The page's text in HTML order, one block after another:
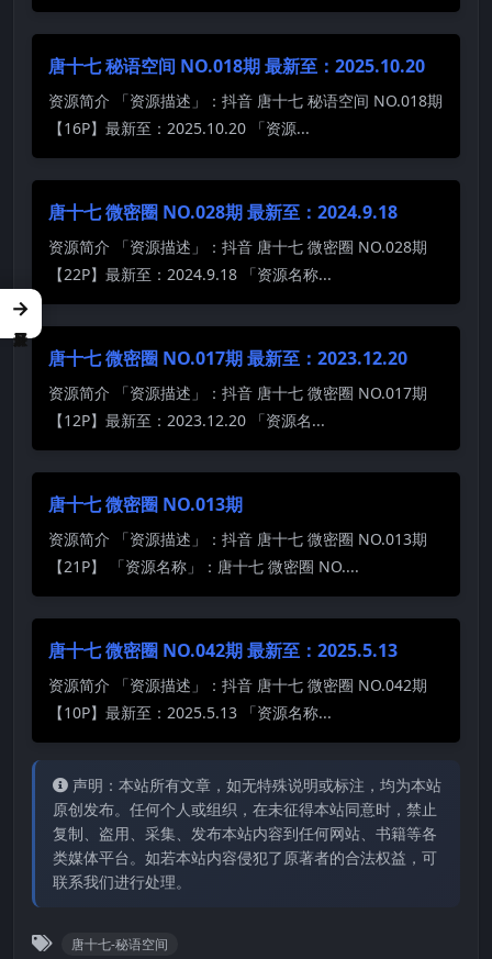
唐十七 秘语空间 NO.018期 最新至：2025.10.20
资源简介 「资源描述」：抖音 唐十七 秘语空间 NO.018期
【16P】最新至：2025.10.20 「资源...
唐十七 微密圈 NO.028期 最新至：2024.9.18
资源简介 「资源描述」：抖音 唐十七 微密圈 NO.028期
【22P】最新至：2024.9.18 「资源名称...
唐十七 微密圈 NO.017期 最新至：2023.12.20
资源简介 「资源描述」：抖音 唐十七 微密圈 NO.017期
【12P】最新至：2023.12.20 「资源名...
唐十七 微密圈 NO.013期
资源简介 「资源描述」：抖音 唐十七 微密圈 NO.013期
【21P】 「资源名称」：唐十七 微密圈 NO....
唐十七 微密圈 NO.042期 最新至：2025.5.13
资源简介 「资源描述」：抖音 唐十七 微密圈 NO.042期
【10P】最新至：2025.5.13 「资源名称...
声明：本站所有文章，如无特殊说明或标注，均为本站
原创发布。任何个人或组织，在未征得本站同意时，禁止
复制、盗用、采集、发布本站内容到任何网站、书籍等各
类媒体平台。如若本站内容侵犯了原著者的合法权益，可
联系我们进行处理。
唐十七-秘语空间
→